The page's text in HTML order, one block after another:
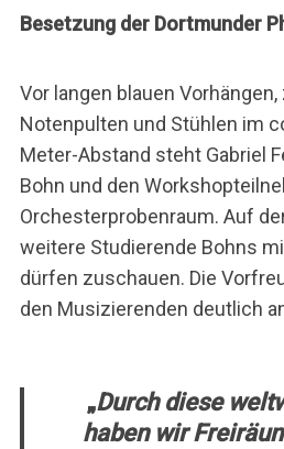
Besetzung der Dortmunder
Vor langen blauen
Notenpulten und Stühlen im
Meter-Abstand steht Gabriel
Bohn und den
Orchesterprobenraum. Auf
weitere Studierende Bohns
dürfen zuschauen. Die
den Musizierenden deutlich
„Durch diese
haben wir